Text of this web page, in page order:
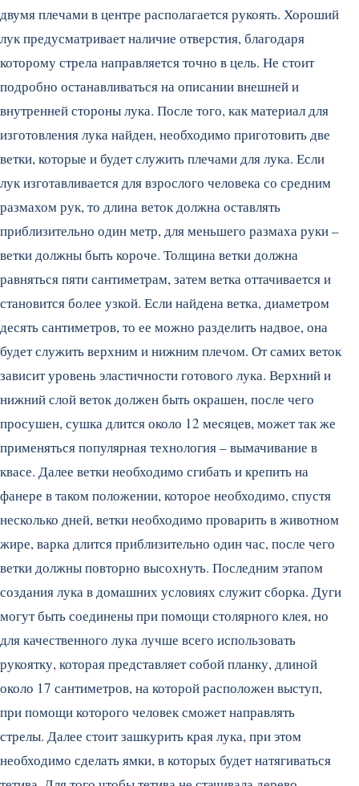
двумя плечами в центре располагается рукоять. Хороший
лук предусматривает наличие отверстия, благодаря
которому стрела направляется точно в цель. Не стоит
подробно останавливаться на описании внешней и
внутренней стороны лука. После того, как материал для
изготовления лука найден, необходимо приготовить две
ветки, которые и будет служить плечами для лука. Если
лук изготавливается для взрослого человека со средним
размахом рук, то длина веток должна оставлять
приблизительно один метр, для меньшего размаха руки –
ветки должны быть короче. Толщина ветки должна
равняться пяти сантиметрам, затем ветка оттачивается и
становится более узкой. Если найдена ветка, диаметром
десять сантиметров, то ее можно разделить надвое, она
будет служить верхним и нижним плечом. От самих веток
зависит уровень эластичности готового лука. Верхний и
нижний слой веток должен быть окрашен, после чего
просушен, сушка длится около 12 месяцев, может так же
применяться популярная технология – вымачивание в
квасе. Далее ветки необходимо сгибать и крепить на
фанере в таком положении, которое необходимо, спустя
несколько дней, ветки необходимо проварить в животном
жире, варка длится приблизительно один час, после чего
ветки должны повторно высохнуть. Последним этапом
создания лука в домашних условиях служит сборка. Дуги
могут быть соединены при помощи столярного клея, но
для качественного лука лучше всего использовать
рукоятку, которая представляет собой планку, длиной
около 17 сантиметров, на которой расположен выступ,
при помощи которого человек сможет направлять
стрелы. Далее стоит зашкурить края лука, при этом
необходимо сделать ямки, в которых будет натягиваться